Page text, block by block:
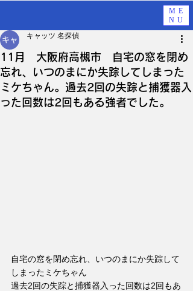
ME
NU
11月 大阪府高槻市 自宅の窓を閉め
忘れ、いつのまにか失踪してしまった
ミケちゃん。過去2回の失踪と捕獲器入
った回数は2回もある強者でした。
キャッツ 名探偵
自宅の窓を閉め忘れ、いつのまにか失踪して
しまったミケちゃん
過去2回の失踪と捕獲器入った回数は2回もあ